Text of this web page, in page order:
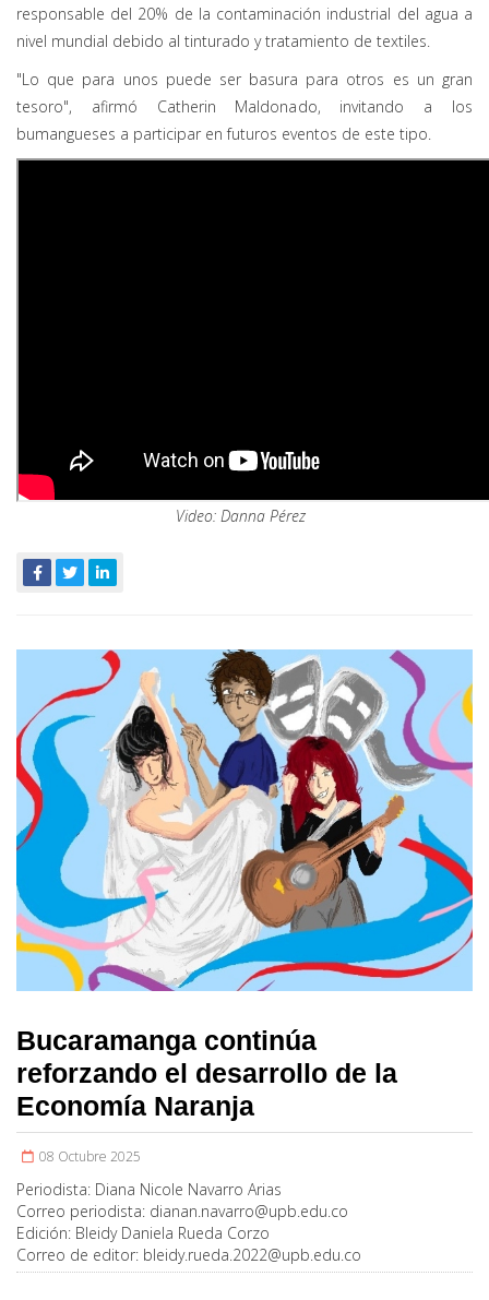
responsable del 20% de la contaminación industrial del agua a
nivel mundial debido al tinturado y tratamiento de textiles.
"Lo que para unos puede ser basura para otros es un gran
tesoro", afirmó Catherin Maldonado, invitando a los
bumangueses a participar en futuros eventos de este tipo.
Video: Danna Pérez
Bucaramanga continúa
reforzando el desarrollo de la
Economía Naranja
08 Octubre 2025
Periodista: Diana Nicole Navarro Arias
Correo periodista: dianan.navarro@upb.edu.co
Edición: Bleidy Daniela Rueda Corzo
Correo de editor: bleidy.rueda.2022@upb.edu.co